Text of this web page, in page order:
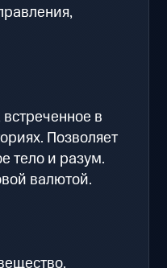
в
Позволяет
тело и разум.
валютой.